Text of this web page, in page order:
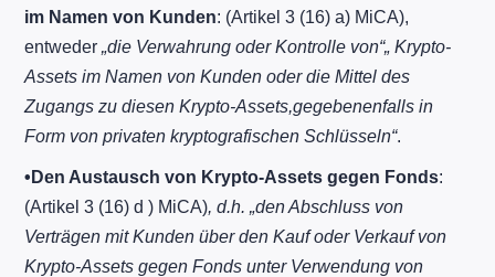
im Namen von Kunden: (Artikel 3 (16) a) MiCA),
entweder„die Verwahrung oder Kontrolle von“„ Krypto-
Assets im Namen von Kunden oder die Mittel des
Zugangs zu diesen Krypto-Assets,gegebenenfalls in
Form von privaten kryptografischen Schlüsseln“.
• Den Austausch von Krypto-Assets gegen Fonds:
(Artikel 3 (16) d ) MiCA), d.h. „den Abschluss von
Verträgen mit Kunden über den Kauf oder Verkauf von
Krypto-Assets gegen Fonds unter Verwendung von